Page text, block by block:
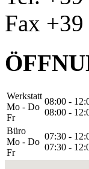
Fax
Werkstatt
Mo - Do
Fr
08:00 -
08:00 -
Büro
Mo - Do
Fr
07:30 -
07:30 -